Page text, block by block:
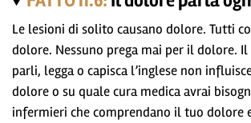
Le lesioni di solito causano dolore. Tutti
dolore. Nessuno prega mai per il dolore.
parli, legga o capisca l’inglese non
dolore o su quale cura medica avrai
infermieri che comprendano il tuo dolore